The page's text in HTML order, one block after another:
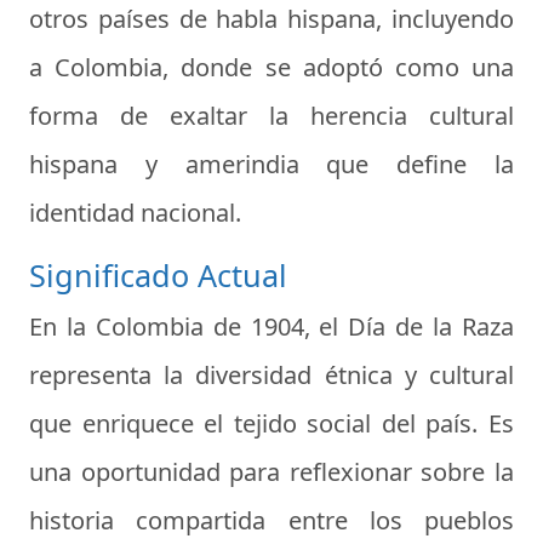
otros países de habla hispana, incluyendo
a Colombia, donde se adoptó como una
forma de exaltar la herencia cultural
hispana y amerindia que define la
identidad nacional.
Significado Actual
En la Colombia de 1904, el Día de la Raza
representa la diversidad étnica y cultural
que enriquece el tejido social del país. Es
una oportunidad para reflexionar sobre la
historia compartida entre los pueblos